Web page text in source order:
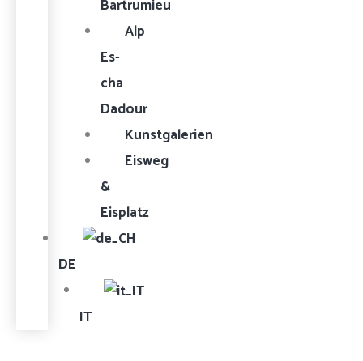
Bartrumieu
Alp
Es-
cha
Dadour
Kunstgalerien
Eisweg
&
Eisplatz
DE
IT